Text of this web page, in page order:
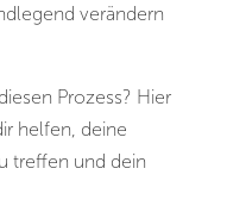
verändern
Prozess? Hier
helfen, deine
treffen und dein